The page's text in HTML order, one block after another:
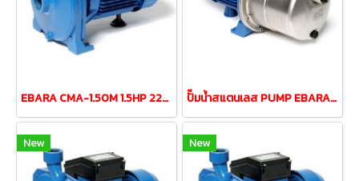
EBARA CMA-1.50M 1.5HP 220V centrifugal pump (2 wires) ปั๊มน้ำสแตนเลส PUMP EBARA JESXM-5 0.5HP 220v
New New